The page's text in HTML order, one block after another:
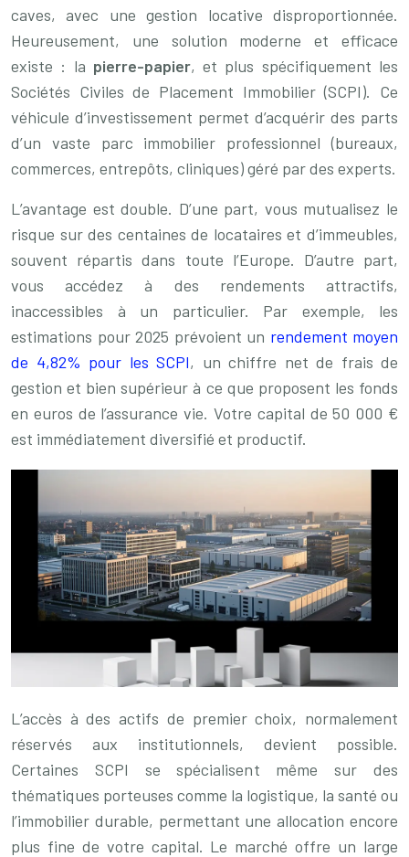
caves, avec une gestion locative disproportionnée.
Heureusement, une solution moderne et efficace
existe : la pierre-papier, et plus spécifiquement les
Sociétés Civiles de Placement Immobilier (SCPI). Ce
véhicule d’investissement permet d’acquérir des parts
d’un vaste parc immobilier professionnel (bureaux,
commerces, entrepôts, cliniques) géré par des experts.
L’avantage est double. D’une part, vous mutualisez le
risque sur des centaines de locataires et d’immeubles,
souvent répartis dans toute l’Europe. D’autre part,
vous accédez à des rendements attractifs,
inaccessibles à un particulier. Par exemple, les
estimations pour 2025 prévoient un rendement moyen
de 4,82% pour les SCPI, un chiffre net de frais de
gestion et bien supérieur à ce que proposent les fonds
en euros de l’assurance vie. Votre capital de 50 000 €
est immédiatement diversifié et productif.
L’accès à des actifs de premier choix, normalement
réservés aux institutionnels, devient possible.
Certaines SCPI se spécialisent même sur des
thématiques porteuses comme la logistique, la santé ou
l’immobilier durable, permettant une allocation encore
plus fine de votre capital. Le marché offre un large